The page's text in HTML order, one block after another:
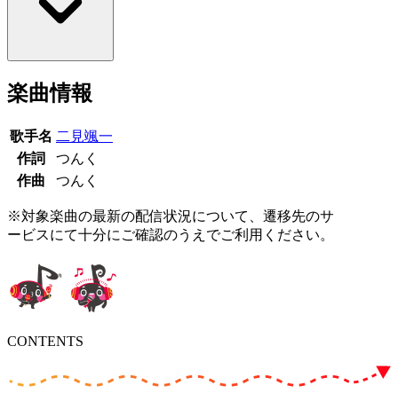
楽曲情報
歌手名 二見颯一
作詞
つんく
作曲
つんく
※対象楽曲の最新の配信状況について、遷移先のサ
ービスにて十分にご確認のうえでご利用ください。
CONTENTS